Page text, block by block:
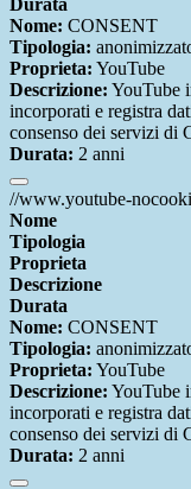
Durata
Nome: CONSENT
Tipologia:
Proprieta: YouTube
Descrizione: YouTube
incorporati e registra
consenso dei servizi di
Durata: 2 anni
//www.youtube-
Nome
Tipologia
Proprieta
Descrizione
Durata
Nome: CONSENT
Tipologia:
Proprieta: YouTube
Descrizione: YouTube
incorporati e registra
consenso dei servizi di
Durata: 2 anni